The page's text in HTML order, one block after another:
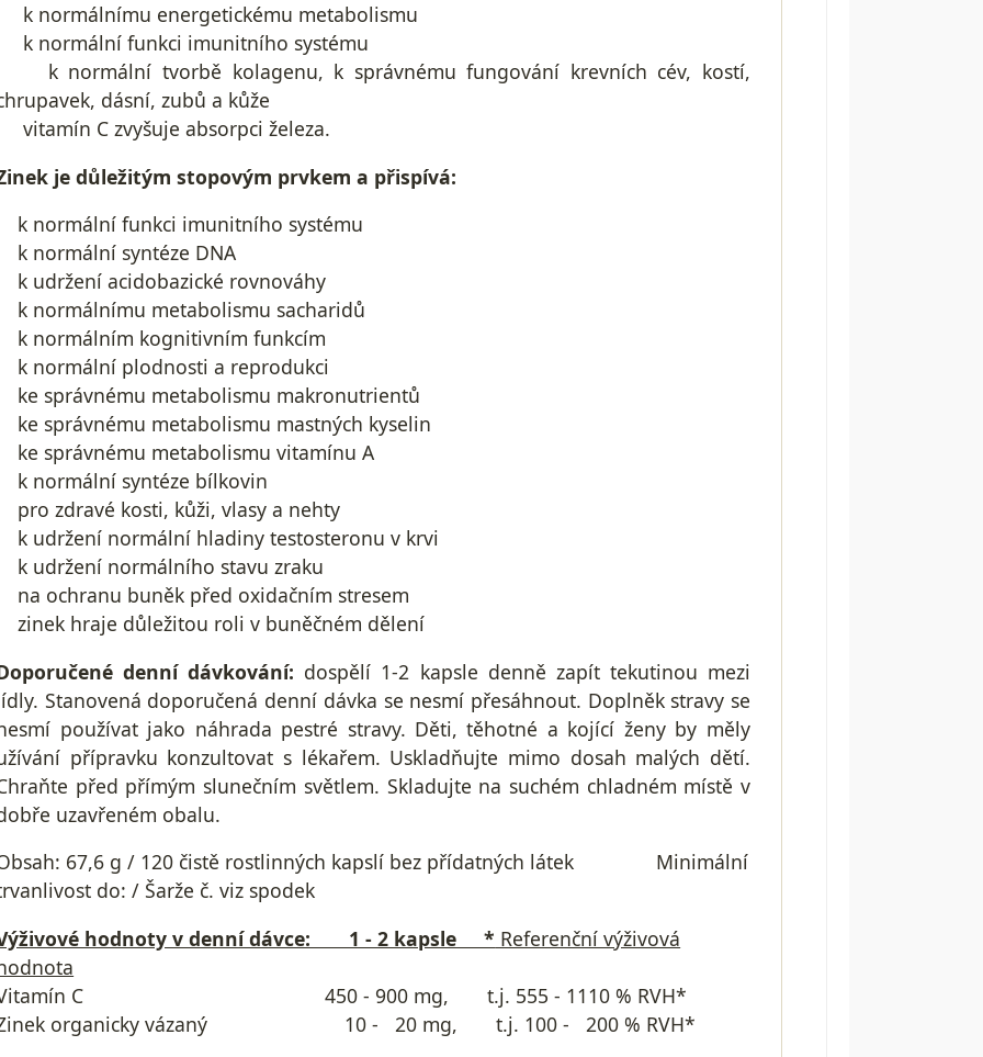
normálnímu energetickému metabolismu
normální funkci imunitního systému
normální tvorbě kolagenu, k správnému fungování krevních cév, kostí,
dásní, zubů a kůže
C zvyšuje absorpci železa.
je důležitým stopovým prvkem a přispívá:
normální funkci imunitního systému
normální syntéze DNA
udržení acidobazické rovnováhy
normálnímu metabolismu sacharidů
normálním kognitivním funkcím
normální plodnosti a reprodukci
správnému metabolismu makronutrientů
správnému metabolismu mastných kyselin
správnému metabolismu vitamínu A
normální syntéze bílkovin
zdravé kosti, kůži, vlasy a nehty
udržení normální hladiny testosteronu v krvi
udržení normálního stavu zraku
ochranu buněk před oxidačním stresem
hraje důležitou roli v buněčném dělení
denní dávkování: dospělí 1-2 kapsle denně zapít tekutinou mezi
Stanovená doporučená denní dávka se nesmí přesáhnout. Doplněk stravy se
používat jako náhrada pestré stravy. Děti, těhotné a kojící ženy by měly
přípravku konzultovat s lékařem. Uskladňujte mimo dosah malých dětí.
před přímým slunečním světlem. Skladujte na suchém chladném místě v
uzavřeném obalu.
67,6 g / 120 čistě rostlinných kapslí bez přídatných látek Minimální
do: / Šarže č. viz spodek
hodnoty v denní dávce: 1 - 2 kapsle * Referenční výživová
C 450 - 900 mg, t.j. 555 - 1110 % RVH*
organicky vázaný 10 - 20 mg, t.j. 100 - 200 % RVH*